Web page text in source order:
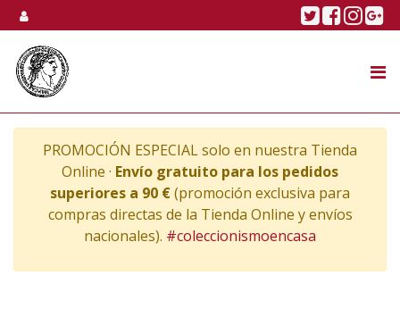
Skip to content Twitter
PROMOCIÓN ESPECIAL solo en nuestra Tienda
Online · Envío gratuito para los pedidos
superiores a 90 €(promoción exclusiva para
compras directas de la Tienda Online y envíos
nacionales). #coleccionismoencasa
TIENDA ONLINE
NOSOTROS